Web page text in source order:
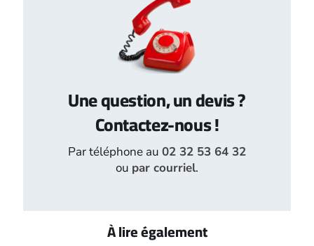
Une question, un devis ?
Contactez-nous !
Par téléphone au 02 32 53 64 32
ou par courriel.
À lire également